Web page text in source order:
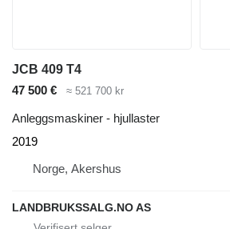
JCB 409 T4
47 500 €
≈ 521 700 kr
Anleggsmaskiner - hjullaster
2019
Norge, Akershus
LANDBRUKSSALG.NO AS